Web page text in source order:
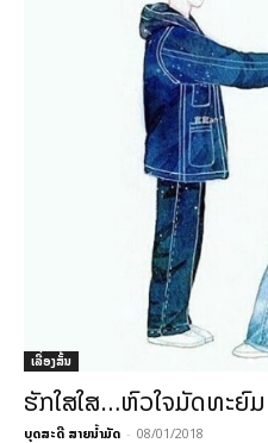
ເລື່ອງສັ້ນ
ຮັກໃສໃສ…ຫົວໃຈມັດທະຍົ
ບຸດສະດີ ສາຍນ້ຳມັດ - 08/01/2018